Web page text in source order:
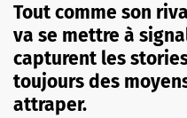
Tout comme son
va se mettre à
capturent les
toujours des
attraper.